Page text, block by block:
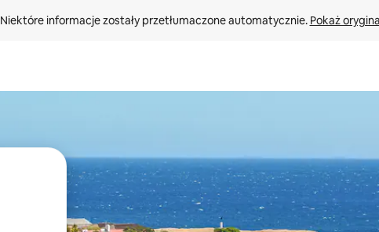
Niektóre informacje zostały przetłumaczone automatycznie. Pokaż